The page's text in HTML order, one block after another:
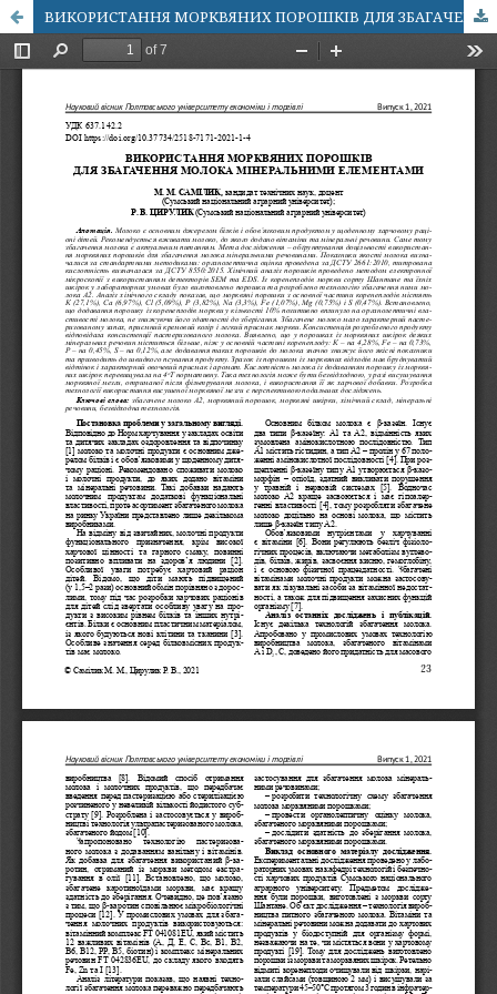
ВИКОРИСТАННЯ МОРКВЯНИХ ПОРОШКІВ ДЛЯ ЗБАГАЧЕННЯ МОЛОКА МІНЕРАЛЬНИМИ ЕЛЕМЕНТАМИ